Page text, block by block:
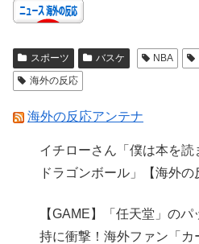
スポーツ バスケ NBA
海外の反応
海外の反応アンテナ
イチローさん「僕は本を
ドラゴンボール」【海外の
【GAME】「任天堂」の
持に衝撃！海外ファン「カ